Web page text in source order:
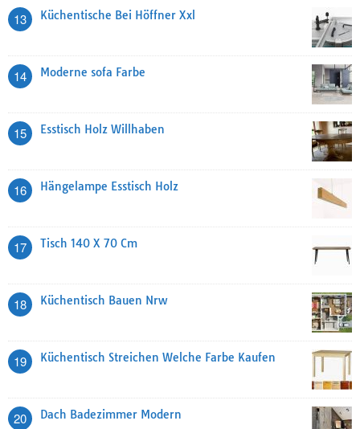
13 Küchentische Bei Höffner Xxl
14 Moderne sofa Farbe
15 Esstisch Holz Willhaben
16 Hängelampe Esstisch Holz
17 Tisch 140 X 70 Cm
18 Küchentisch Bauen Nrw
19 Küchentisch Streichen Welche Farbe Kaufen
20 Dach Badezimmer Modern